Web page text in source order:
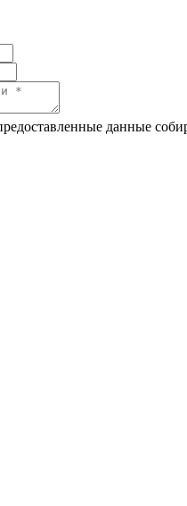
данные